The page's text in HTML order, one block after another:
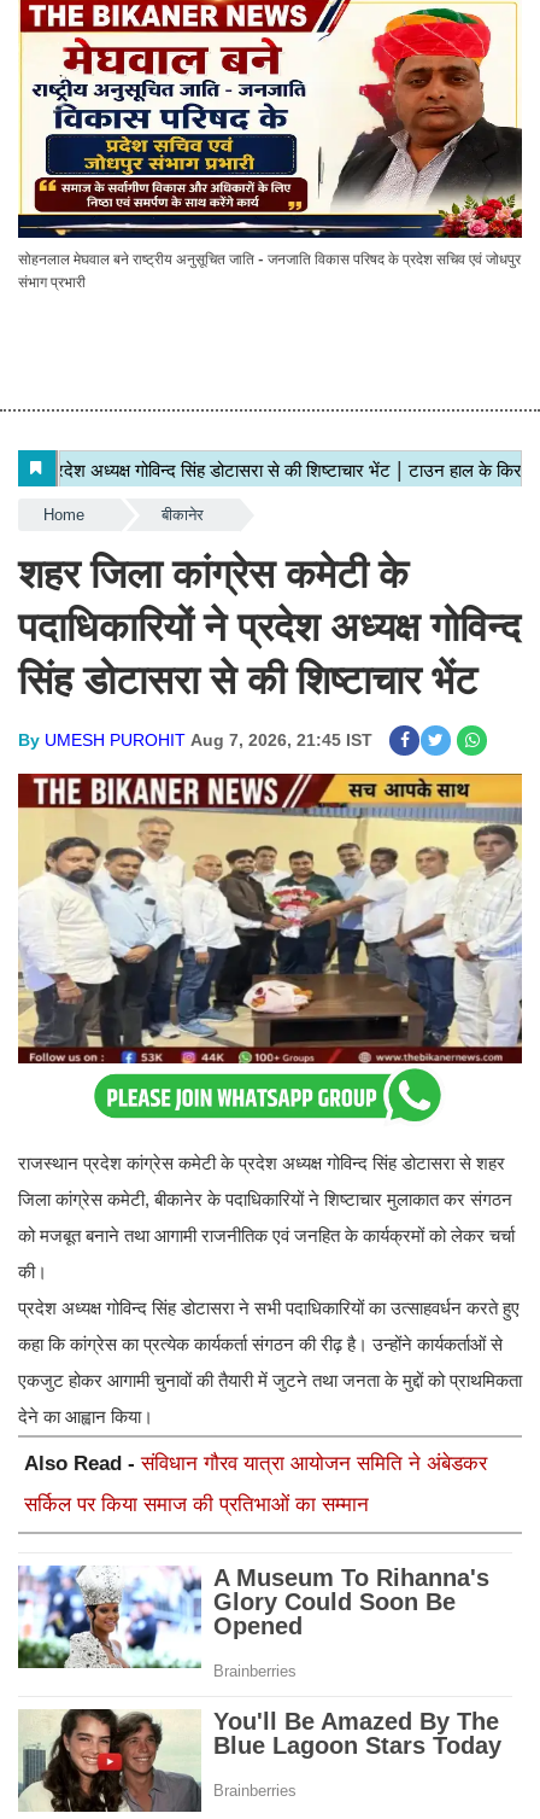
सोहनलाल मेघवाल बने राष्ट्रीय अनुसूचित जाति - जनजाति विकास परिषद के प्रदेश सचिव एवं जोधपुर
संभाग प्रभारी
Home बीकानेर
शहर जिला कांग्रेस कमेटी के
पदाधिकारियों ने प्रदेश अध्यक्ष गोविन्द
सिंह डोटासरा से की शिष्टाचार भेंट
By UMESH PUROHIT Aug 7, 2026, 21:45 IST
राजस्थान प्रदेश कांग्रेस कमेटी के प्रदेश अध्यक्ष गोविन्द सिंह डोटासरा से शहर
जिला कांग्रेस कमेटी, बीकानेर के पदाधिकारियों ने शिष्टाचार मुलाकात कर संगठन
को मजबूत बनाने तथा आगामी राजनीतिक एवं जनहित के कार्यक्रमों को लेकर चर्चा
की।
प्रदेश अध्यक्ष गोविन्द सिंह डोटासरा ने सभी पदाधिकारियों का उत्साहवर्धन करते हुए
कहा कि कांग्रेस का प्रत्येक कार्यकर्ता संगठन की रीढ़ है। उन्होंने कार्यकर्ताओं से
एकजुट होकर आगामी चुनावों की तैयारी में जुटने तथा जनता के मुद्दों को प्राथमिकता
देने का आह्वान किया।
Also Read -संविधान गौरव यात्रा आयोजन समिति ने अंबेडकर
सर्किल पर किया समाज की प्रतिभाओं का सम्मान